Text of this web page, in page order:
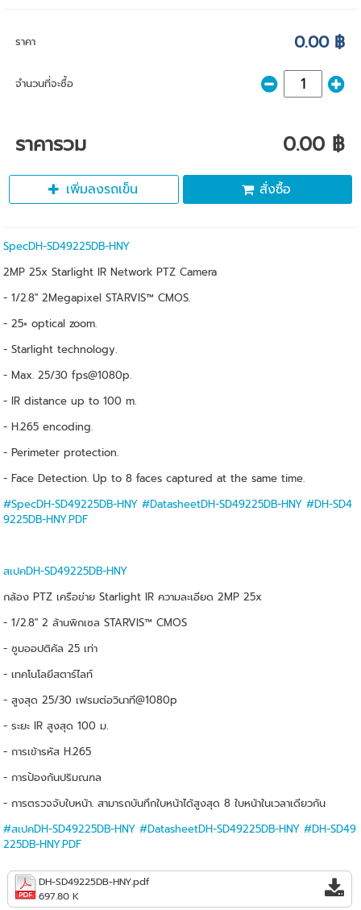
ราคา 0.00 ฿
จำนวนที่จะซื้อ
ราคารวม 0.00 ฿
เพิ่มลงรถเข็น สั่งซื้อ
SpecDH-SD49225DB-HNY
2MP 25x Starlight IR Network PTZ Camera
- 1/2.8" 2Megapixel STARVIS™ CMOS.
- 25× optical zoom.
- Starlight technology.
- Max. 25/30 fps@1080p.
- IR distance up to 100 m.
- H.265 encoding.
- Perimeter protection.
- Face Detection. Up to 8 faces captured at the same time.
#SpecDH-SD49225DB-HNY #DatasheetDH-SD49225DB-HNY #DH-SD4
9225DB-HNY.PDF
สเปคDH-SD49225DB-HNY
กล้อง PTZ เครือข่าย Starlight IR ความละเอียด 2MP 25x
- 1/2.8" 2 ล้านพิกเซล STARVIS™ CMOS
- ซูมออปติคัล 25 เท่า
- เทคโนโลยีสตาร์ไลท์
- สูงสุด 25/30 เฟรมต่อวินาที@1080p
- ระยะ IR สูงสุด 100 ม.
- การเข้ารหัส H.265
- การป้องกันปริมณฑล
- การตรวจจับใบหน้า. สามารถบันทึกใบหน้าได้สูงสุด 8 ใบหน้าในเวลาเดียวกัน
#สเปคDH-SD49225DB-HNY #DatasheetDH-SD49225DB-HNY #DH-SD49
225DB-HNY.PDF
DH-SD49225DB-HNY.pdf
697.80 K